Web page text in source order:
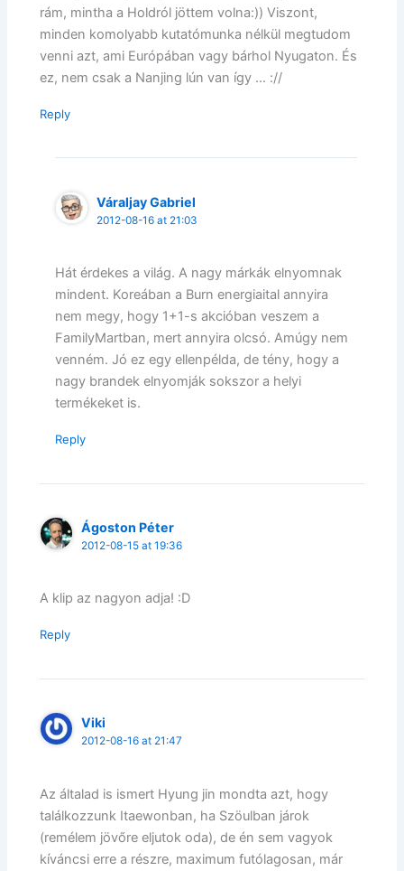
rám, mintha a Holdról jöttem volna:)) Viszont,
minden komolyabb kutatómunka nélkül megtudom
venni azt, ami Európában vagy bárhol Nyugaton. És
ez, nem csak a Nanjing lún van így … ://
Reply
Váraljay Gabriel
2012-08-16 at 21:03
Hát érdekes a világ. A nagy márkák elnyomnak
mindent. Koreában a Burn energiaital annyira
nem megy, hogy 1+1-s akcióban veszem a
FamilyMartban, mert annyira olcsó. Amúgy nem
venném. Jó ez egy ellenpélda, de tény, hogy a
nagy brandek elnyomják sokszor a helyi
termékeket is.
Reply
Ágoston Péter
2012-08-15 at 19:36
A klip az nagyon adja! :D
Reply
Viki
2012-08-16 at 21:47
Az általad is ismert Hyung jin mondta azt, hogy
találkozzunk Itaewonban, ha Szöulban járok
(remélem jövőre eljutok oda), de én sem vagyok
kíváncsi erre a részre, maximum futólagosan, már